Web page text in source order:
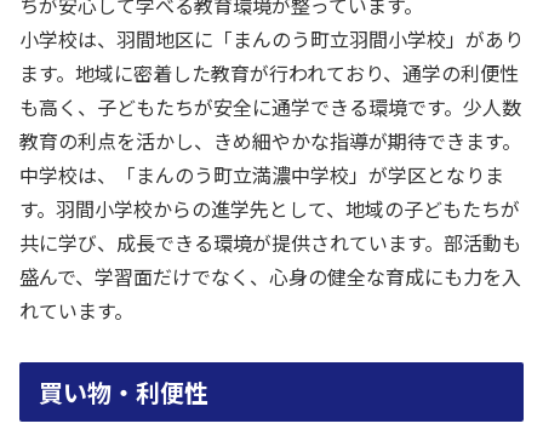
小学校は、羽間地区に「まんのう町立羽間小学校」があり
ます。地域に密着した教育が行われており、通学の利便性
も高く、子どもたちが安全に通学できる環境です。少人数
教育の利点を活かし、きめ細やかな指導が期待できます。
中学校は、「まんのう町立満濃中学校」が学区となりま
す。羽間小学校からの進学先として、地域の子どもたちが
共に学び、成長できる環境が提供されています。部活動も
盛んで、学習面だけでなく、心身の健全な育成にも力を入
れています。
買い物・利便性